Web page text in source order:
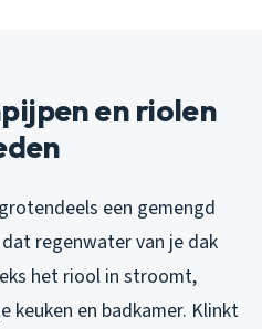
en riolen
een gemengd
regenwater van je dak
het riool in stroomt,
keuken en badkamer. Klinkt